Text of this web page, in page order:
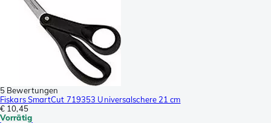
5 Bewertungen
Fiskars SmartCut 719353 Universalschere 21 cm
€ 10,45
Vorrätig